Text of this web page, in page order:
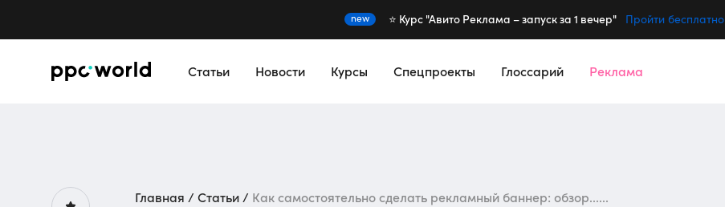
new ⭐️ Курс "Авито Реклама – запуск за 1 вечер" Пройти бесплатно
Статьи Новости Курсы Спецпроекты Глоссарий Реклама
Главная Статьи Как самостоятельно сделать рекламный баннер: обзор......